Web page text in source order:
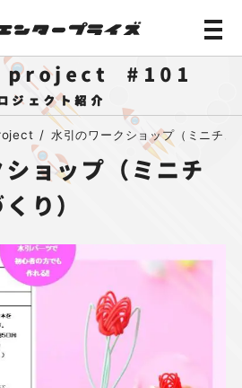
project 101
水引のワークショップ（ミニチュ
ョップ（ミニチ
り）